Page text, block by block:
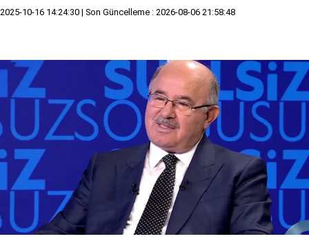
2025-10-16 14:24:30 | Son Güncelleme : 2026-08-06 21:58:48